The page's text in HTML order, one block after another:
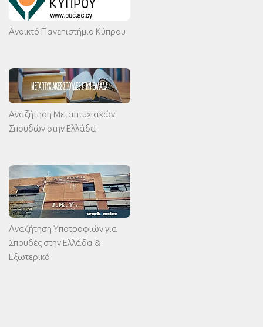
Ανοικτό Πανεπιστήμιο Κύπρου
Αναζήτηση Μεταπτυχιακών
Σπουδών στην Ελλάδα
Αναζήτηση Υποτροφιών για
Σπουδές στην Ελλάδα &
Εξωτερικό